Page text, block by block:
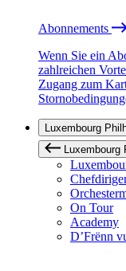
Abonnements
Wenn Sie ein
zahlreichen
Zugang zum
Luxembourg
On Tour
Academy
D’Frënn